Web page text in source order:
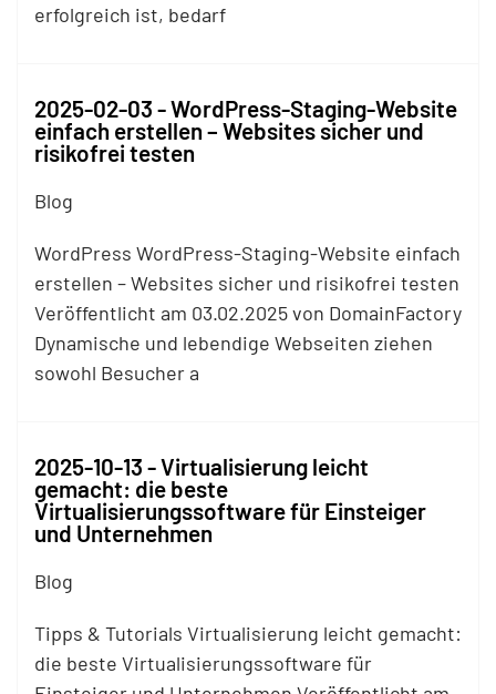
erfolgreich ist, bedarf
2025-02-03 - WordPress-Staging-Website
einfach erstellen – Websites sicher und
risikofrei testen
Blog
WordPress WordPress-Staging-Website einfach
erstellen – Websites sicher und risikofrei testen
Veröffentlicht am 03.02.2025 von DomainFactory
Dynamische und lebendige Webseiten ziehen
sowohl Besucher a
2025-10-13 - Virtualisierung leicht
gemacht: die beste
Virtualisierungssoftware für Einsteiger
und Unternehmen
Blog
Tipps & Tutorials Virtualisierung leicht gemacht:
die beste Virtualisierungssoftware für